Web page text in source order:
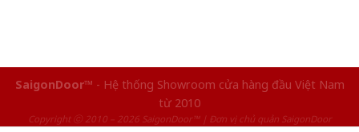
SaigonDoor™ - Hệ thống Showroom cửa hàng đầu Việt Nam
từ 2010
Copyright ⓒ 2010 – 2026 SaigonDoor™ | Đơn vị chủ quản SaigonDoor